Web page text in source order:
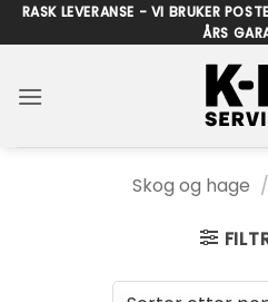
Skip
to
RASK LEVERANSE - VI BRUKER
ÅRS
Skog og hage /